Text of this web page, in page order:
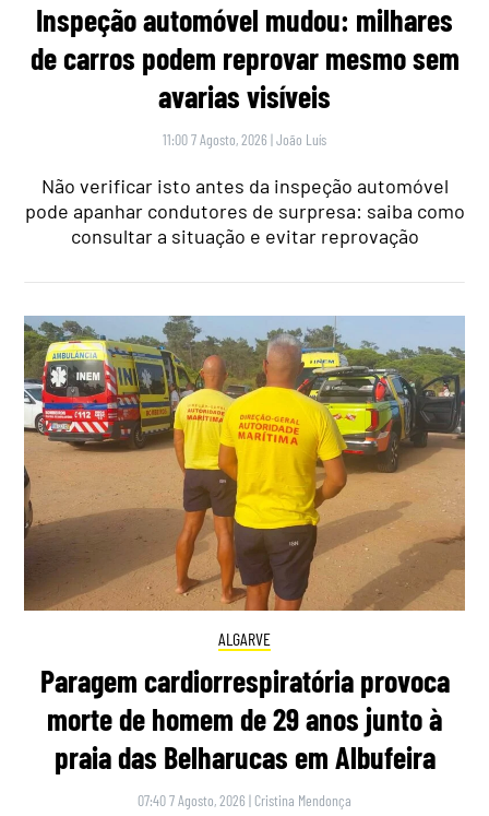
Inspeção automóvel mudou: milhares
de carros podem reprovar mesmo sem
avarias visíveis
11:00 7 Agosto, 2026 |João Luís
Não verificar isto antes da inspeção automóvel
pode apanhar condutores de surpresa: saiba como
consultar a situação e evitar reprovação
ALGARVE
Paragem cardiorrespiratória provoca
morte de homem de 29 anos junto à
praia das Belharucas em Albufeira
07:40 7 Agosto, 2026 | Cristina Mendonça